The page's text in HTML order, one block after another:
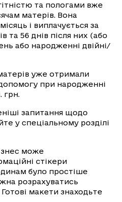
та пологами вже
матерів. Вона
і виплачується за
та 56 днів після них (або
або народженні двійні/
уже отримали
при народженні
грн.
запитання щодо
у спеціальному розділі
може
стікери
було простіше
розрахуватись
макети знаходьте